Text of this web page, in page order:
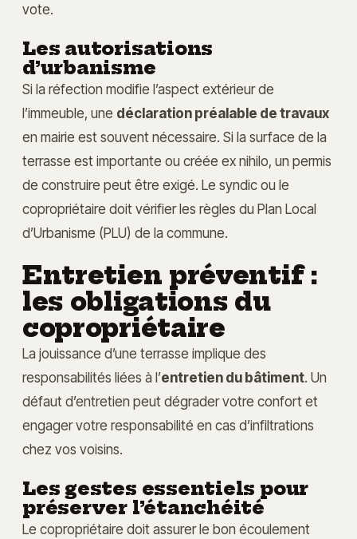
vote.
Les autorisations
d’urbanisme
Si la réfection modifie l’aspect extérieur de
l’immeuble, une déclaration préalable de travaux
en mairie est souvent nécessaire. Si la surface de la
terrasse est importante ou créée ex nihilo, un permis
de construire peut être exigé. Le syndic ou le
copropriétaire doit vérifier les règles du Plan Local
d’Urbanisme (PLU) de la commune.
Entretien préventif :
les obligations du
copropriétaire
La jouissance d’une terrasse implique des
responsabilités liées à l’entretien du bâtiment. Un
défaut d’entretien peut dégrader votre confort et
engager votre responsabilité en cas d’infiltrations
chez vos voisins.
Les gestes essentiels pour
préserver l’étanchéité
Le copropriétaire doit assurer le bon écoulement